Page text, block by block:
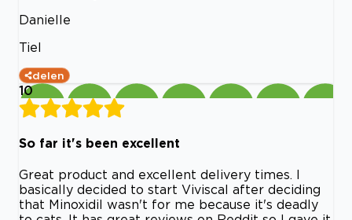
Danielle
Tiel
delen
10
So far it's been excellent
Great product and excellent delivery times. I
basically decided to start Viviscal after deciding
that Minoxidil wasn't for me because it's deadly